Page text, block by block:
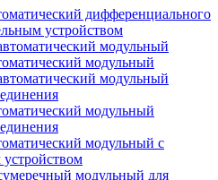
дифференциального
устройством
модульный
модульный
модульный с